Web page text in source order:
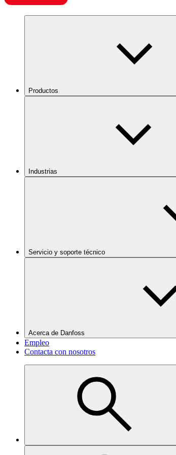
Productos
Industrias
Servicio y soporte técnico
Acerca de Danfoss
Empleo
Contacta con nosotros